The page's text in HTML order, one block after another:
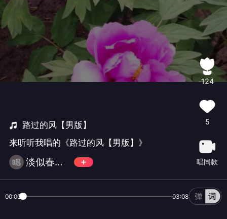
路过的风【男版】
来听听我唱的《路过的风【男版】》
淡似春风A(每周一首更新)
124
5
唱同款
00:00 03:08